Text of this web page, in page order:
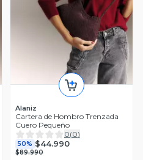
Alaniz
Cartera de Hombro Trenzada
Cuero Pequeño
0(0)
50% $44.990
$89.990